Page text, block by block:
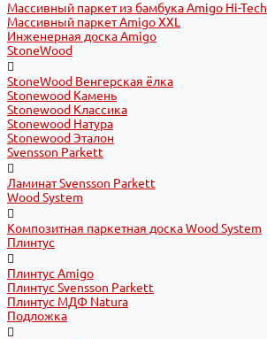
Массивный паркет из бамбука Amigo Hi-Tech
Массивный паркет Amigo XXL
Инженерная доска Amigo
StoneWood
StoneWood Венгерская ёлка
Stonewood Камень
Stonewood Классика
Stonewood Натура
Stonewood Эталон
Svensson Parkett
Ламинат Svensson Parkett
Wood System
Композитная паркетная доска Wood System
Плинтус
Плинтус Amigo
Плинтус Svensson Parkett
Плинтус МДФ Natura
Подложка